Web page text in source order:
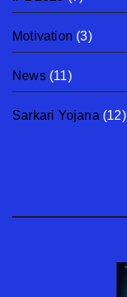
Motivation (3)
News(11)
Sarkari Yojana (12)